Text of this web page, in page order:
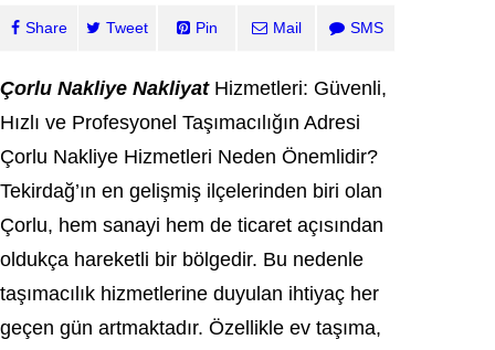
Share Tweet Pin Mail SMS
Çorlu Nakliye NakliyatHizmetleri: Güvenli,
Hızlı ve Profesyonel Taşımacılığın Adresi
Çorlu Nakliye Hizmetleri Neden Önemlidir?
Tekirdağ’ın en gelişmiş ilçelerinden biri olan
Çorlu, hem sanayi hem de ticaret açısından
oldukça hareketli bir bölgedir. Bu nedenle
taşımacılık hizmetlerine duyulan ihtiyaç her
geçen gün artmaktadır. Özellikle ev taşıma,